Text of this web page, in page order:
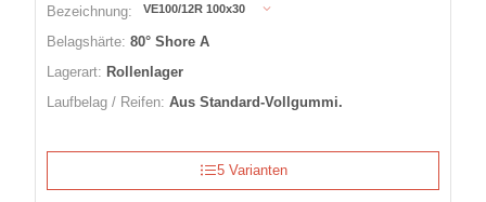
Bezeichnung:
VE100/12R 100x30
Belagshärte: 80° Shore A
Lagerart: Rollenlager
Laufbelag / Reifen: Aus Standard-Vollgummi.
5 Varianten